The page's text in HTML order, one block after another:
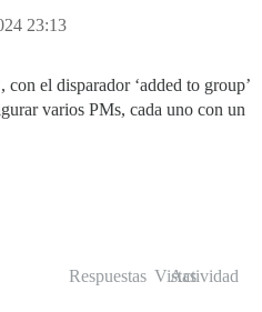
23:13
con el disparador ‘added to group’
varios PMs, cada uno con un
Respuestas Vistas
Actividad